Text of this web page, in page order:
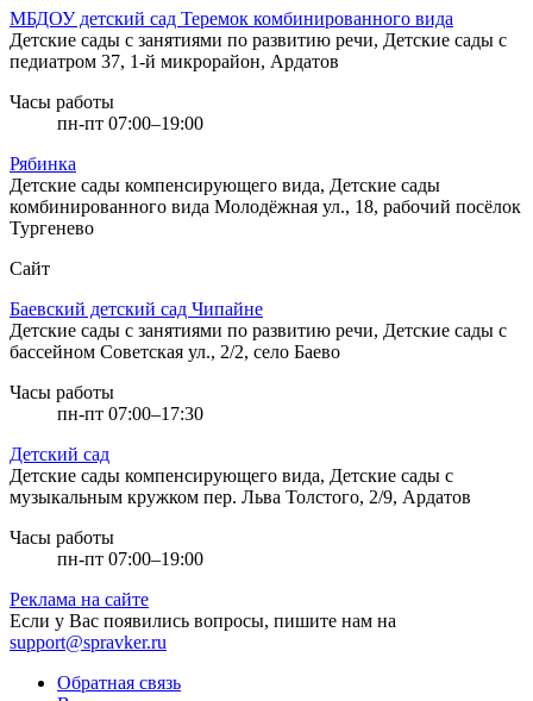
МБДОУ детский сад Теремок комбинированного вида
Детские сады с занятиями по развитию речи, Детские сады с
педиатром 37, 1-й микрорайон, Ардатов
Часы работы
пн-пт 07:00–19:00
Рябинка
Детские сады компенсирующего вида, Детские сады
комбинированного вида Молодёжная ул., 18, рабочий посёлок
Тургенево
Сайт
Баевский детский сад Чипайне
Детские сады с занятиями по развитию речи, Детские сады с
бассейном Советская ул., 2/2, село Баево
Часы работы
пн-пт 07:00–17:30
Детский сад
Детские сады компенсирующего вида, Детские сады с
музыкальным кружком пер. Льва Толстого, 2/9, Ардатов
Часы работы
пн-пт 07:00–19:00
Реклама на сайте
Если у Вас появились вопросы, пишите нам на
support@spravker.ru
Обратная связь